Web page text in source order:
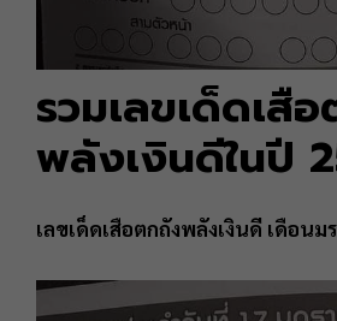
รวมเลขเด็ดเสื
พลังเงินดีในปี
เลขเด็ดเสือตกถังพลังเงินดี เดือนม